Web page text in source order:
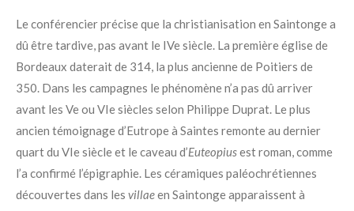
Le conférencier précise que la christianisation en Saintonge a
dû être tardive, pas avant le IVe siècle. La première église de
Bordeaux daterait de 314, la plus ancienne de Poitiers de
350. Dans les campagnes le phénomène n’a pas dû arriver
avant les Ve ou VIe siècles selon Philippe Duprat. Le plus
ancien témoignage d’Eutrope à Saintes remonte au dernier
quart du VIe siècle et le caveau d’Euteopiusest roman, comme
l’a confirmé l’épigraphie. Les céramiques paléochrétiennes
découvertes dans les villaeen Saintonge apparaissent à